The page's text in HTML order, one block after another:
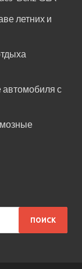
летних и
с